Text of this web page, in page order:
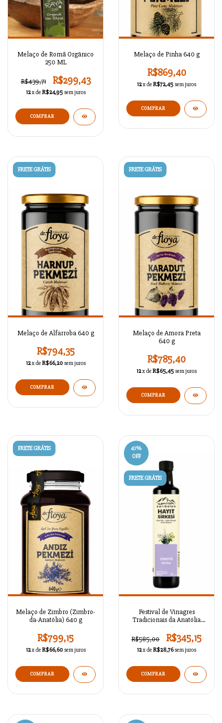
Melaço de Romã Orgânico
250 ML
R$439,71 R$299,43
12x de R$24,95 sem juros
Melaço de Pinha 640 g
R$869,40
12x de R$72,45 sem juros
FRETE GRÁTIS
Melaço de Alfarroba 640 g
R$794,35
12x de R$66,20 sem juros
FRETE GRÁTIS
Melaço de Amora Preta
640 g
R$785,40
12x de R$65,45 sem juros
FRETE GRÁTIS
Melaço de Zimbro (Zimbro-
da-Anatólia) 640 g
R$799,15
12x de R$66,60 sem juros
41%
OFF
FRETE GRÁTIS
Festival de Vinagres
Tradicionais da Anatólia
Selecionados
R$585,00 R$345,15
12x de R$28,76 sem juros
COMPRAR